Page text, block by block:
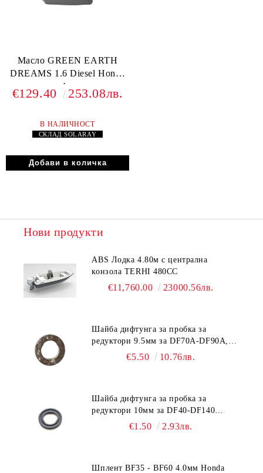
Масло GREEN EARTH
DREAMS 1.6 Diesel Honda
4л.
€129.40 253.08лв.
В НАЛИЧНОСТ
СКЛАДSOLARAY
Нови продукти
ABS Лодка 4.80м с централна
конзола TERHI 480CC
€11,760.00 23000.56лв.
Шайба дифтунга за пробка за
редуктори 9.5мм за DF70A-DF90A,
DF150-DF350 Suzuki 09168-10038
€5.50 10.76лв.
Шайба дифтунга за пробка за
редуктори 10мм за DF40-DF140
Suzuki 09168-10022
€1.50 2.93лв.
Шплент BF35 - BF60 4.0мм Honda